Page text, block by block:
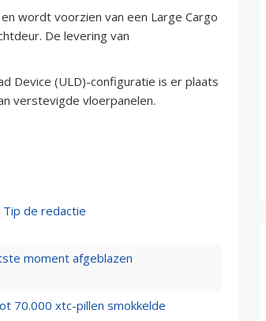
wordt voorzien van een Large Cargo
De levering van
Device (ULD)-configuratie is er plaats
verstevigde vloerpanelen.
Tip de redactie
moment afgeblazen
70.000 xtc-pillen smokkelde